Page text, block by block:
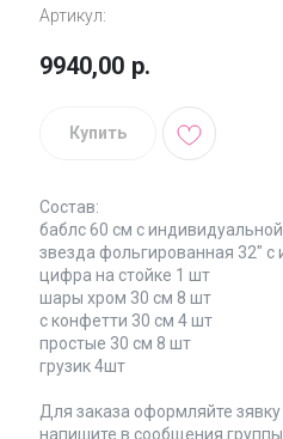
баблс 60 см с
звезда фольгированная 32"
цифра на стойке 1 шт
шары хром 30 см 8 шт
с конфетти 30 см 4 шт
простые 30 см 8 шт
грузик 4шт
Для заказа оформляйте
напишите в сообщения
+79081009181 Алена